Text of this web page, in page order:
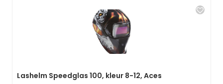
Lashelm Speedglas 100, kleur 8-12, Aces